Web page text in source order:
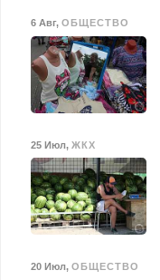
6 Авг, ОБЩЕСТВО
25 Июл, ЖКХ
20 Июл, ОБЩЕСТВО